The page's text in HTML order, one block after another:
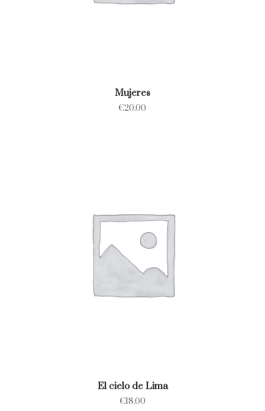
Mujeres
€20.00
El cielo de Lima
€18.00